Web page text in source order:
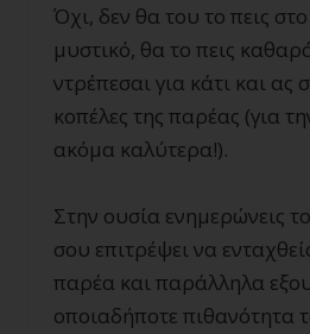
Όχι, δεν θα του το πεις
μυστικό, θα το πεις
ντρέπεσαι για κάτι και ας
κοπέλες της παρέας (για
ακόμα καλύτερα!).
Στην ουσία ενημερώνεις
σου επιτρέψει να
παρέα και παράλληλα
οποιαδήποτε πιθανότητα